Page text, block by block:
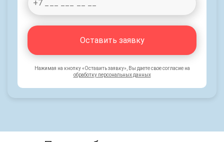
курса реабилитации и отмечает
комфортные условия лечения
Оставить заявку
Нажимая на кнопку «Оставить заявку», Вы даете свое согласие на
обработку персональных данных